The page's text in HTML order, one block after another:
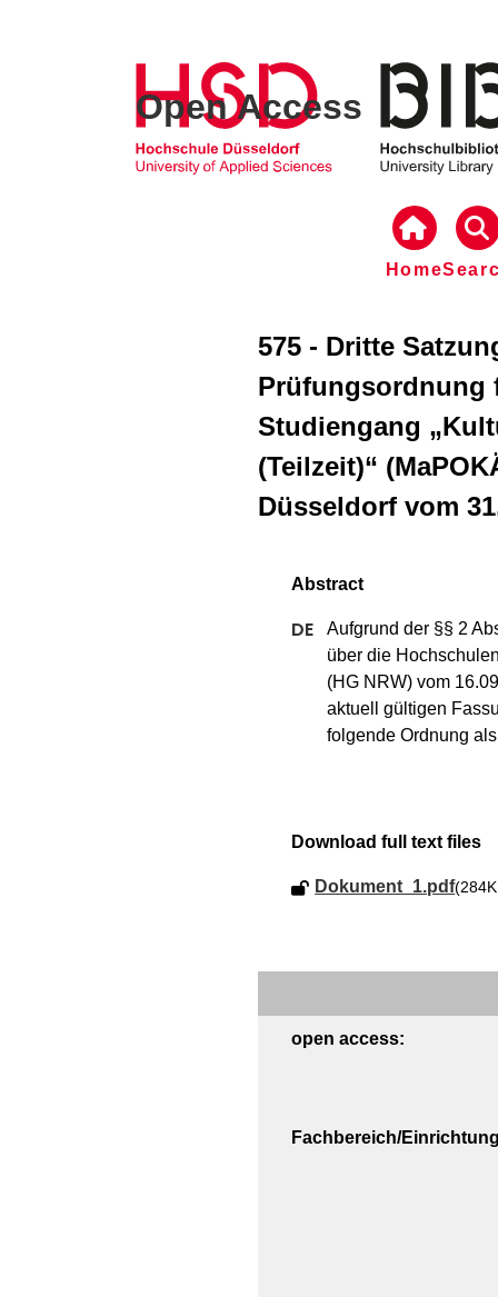
Open Access
Home
575 - Dritte
Prüfungsordnung
Studiengang
(Teilzeit)“
Düsseldorf vom
Aufgrund der §§ 2
über die
(HG NRW) vom
aktuell gültigen
folgende Ordnung
Download full text files
Dokument_1.pdf
open access:
Fachbereich/